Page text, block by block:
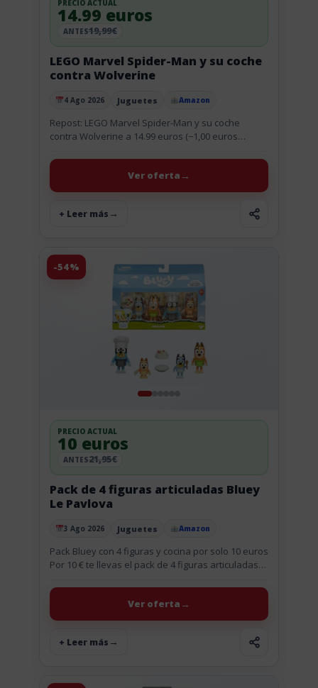
Publicado el
4 Ago 2026 Juguetes Amazon
LEGO Marvel Spider-Man y su coche
contra Wolverine
PRECIO ACTUAL
14.99 euros
ANTES19,99€
Repost: LEGO Marvel Spider-Man y su coche
contra Wolverine a 14.99 euros (−1,00 euros
bajada (04 Ago):...
+ Leer más
Ver oferta
-54%
Publicado el
3 Ago 2026 Juguetes Amazon
Pack de 4 figuras articuladas Bluey
Le Pavlova
PRECIO ACTUAL
10 euros
ANTES21,95€
Pack Bluey con 4 figuras y cocina por solo 10 euros
Por 10 € te llevas el pack de 4 figuras articuladas
+ Leer más
Ver oferta